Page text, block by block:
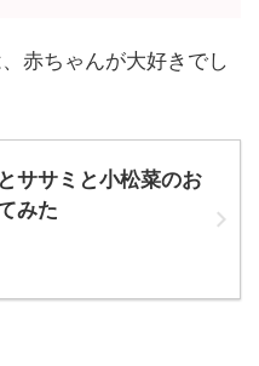
赤ちゃんが大好きでし
ササミと小松菜のお
みた